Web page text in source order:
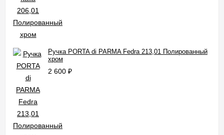
Ручка PORTA di PARMA Fedra 213,01 Полированный
хром
2 600 ₽